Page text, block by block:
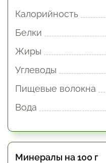
Калорийность
Белки
Жиры
Углеводы
Пищевые волокна
Вода
Минералы на 100 г